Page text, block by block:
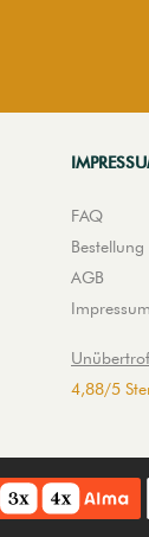
FAQ
AGB
Impressum
4,88/5